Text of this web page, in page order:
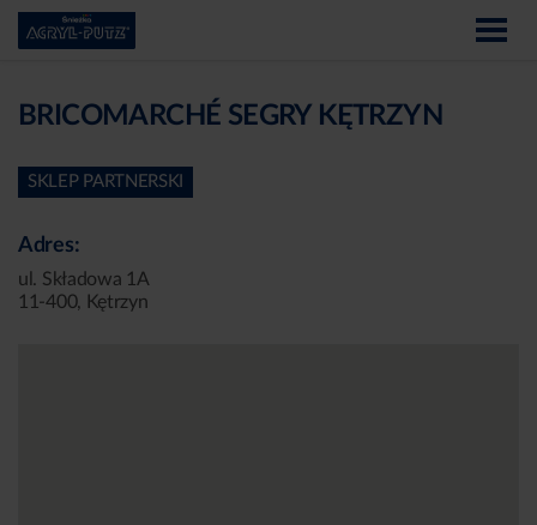
BRICOMARCHÉ SEGRY KĘTRZYN
SKLEP PARTNERSKI
Adres:
ul. Składowa 1A
11-400, Kętrzyn